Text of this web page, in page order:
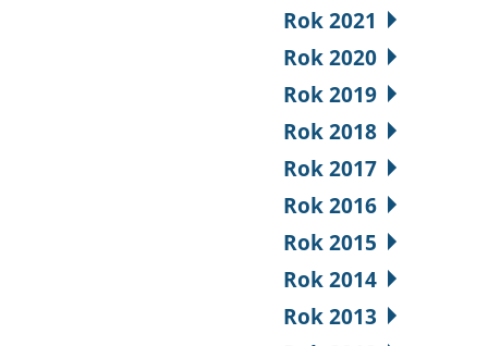
Rok 2021
Rok 2020
Rok 2019
Rok 2018
Rok 2017
Rok 2016
Rok 2015
Rok 2014
Rok 2013